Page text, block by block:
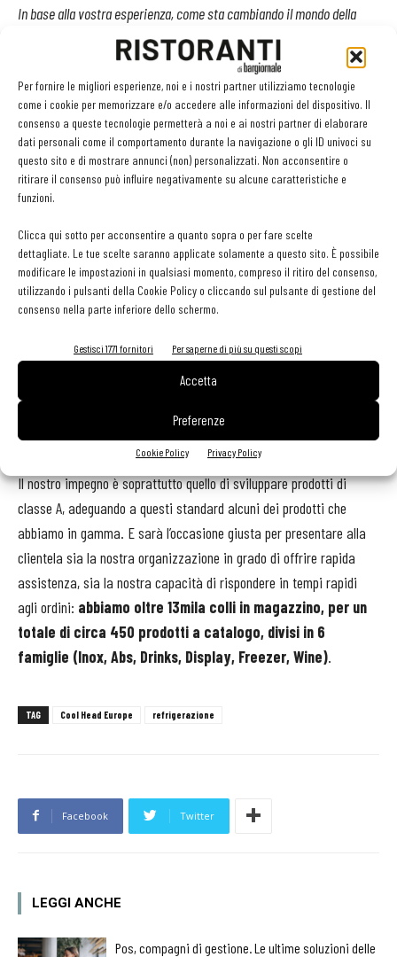
Per fornire le migliori esperienze, noi e i nostri partner utilizziamo tecnologie
come i cookie per memorizzare e/o accedere alle informazioni del dispositivo. Il
consenso a queste tecnologie permetterà a noi e ai nostri partner di elaborare
dati personali come il comportamento durante la navigazione o gli ID univoci su
questo sito e di mostrare annunci (non) personalizzati. Non acconsentire o
ritirare il consenso può influire negativamente su alcune caratteristiche e
funzioni.
Clicca qui sotto per acconsentire a quanto sopra o per fare scelte
dettagliate. Le tue scelte saranno applicate solamente a questo sito. È possibile
modificare le impostazioni in qualsiasi momento, compreso il ritiro del consenso,
utilizzando i pulsanti della Cookie Policy o cliccando sul pulsante di gestione del
consenso nella parte inferiore dello schermo.
Gestisci 1771 fornitori Per saperne di più su questi scopi
Accetta
Preferenze
Cookie Policy Privacy Policy
In base alla vostra esperienza, come sta cambiando il mondo della
ristorazione e quali nuove esigenze emergono?
Si nota una semprecrescente richiesta di miniaturizzazione
delle attrezzature, esigenza alla quale siamo ben preparati a
rispondere, con prodotti di minore profondità e altezza
La realtà è che in molti locali c’è una minore disponibilità di spazio
in cucina, a beneficio della sala, magari per avere qualche coperto
in più. Faccio un esempio: i tavoli refrigerati di solito sono
tavolo refrigerato con motore remoto, per risparmiare spazio. Per il
prossimo anno avremo disponibile anche una terza profondità,
rispetto alle due che sono ora in catalogo. Per la stessa ragione ci
sono attrezzature che dalla cucina passano alla sala;
coerenti con gli arredi della sala, in particolare si lavora
. Piace molto, ad esempio, un tipo di sabbiatura
nera della scocca che possiamo realizzare sulle macchine.
Quali sono le novità che avete presentato a Host 2019 a Milano?
Il nostro impegno è soprattutto quello di sviluppare prodotti di
classe A, adeguando a questi standard alcuni dei prodotti che
abbiamo in gamma. E sarà l’occasione giusta per presentare alla
clientela sia la nostra organizzazione in grado di offrire rapida
assistenza, sia la nostra capacità di rispondere in tempi rapidi
agli ordini: abbiamo oltre 13mila colli in magazzino, per un
totale di circa 450 prodotti a catalogo, divisi in 6
famiglie (Inox, Abs, Drinks, Display, Freezer, Wine).
TAG Cool Head Europe refrigerazione
Facebook Twitter
LEGGI ANCHE
Pos, compagni di gestione. Le ultime soluzioni delle